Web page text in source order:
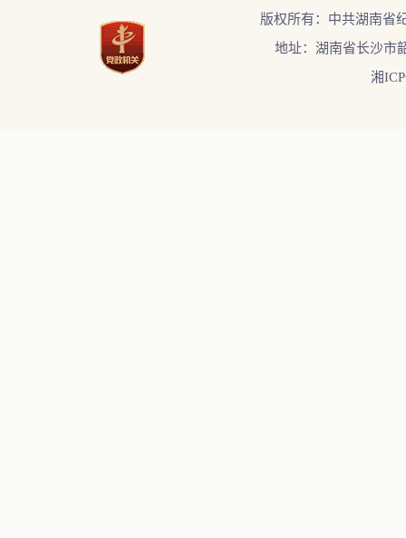
版权所有：中共湖南省
地址：湖南省长沙市
湘